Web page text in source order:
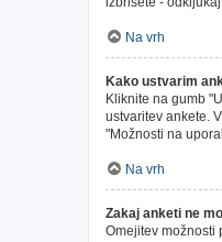
Na vrh
Kako ustvarim
Kliknite na gumb
ustvaritev ankete.
"Možnosti na
Na vrh
Zakaj anketi ne
Omejitev možnosti